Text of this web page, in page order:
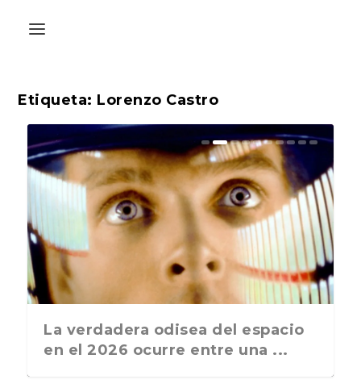
Etiqueta: Lorenzo Castro
La última postal de la temporada
nos recuerda que nos vamos ...
La verdadera odisea del espacio
en el 2026 ocurre entre una ...